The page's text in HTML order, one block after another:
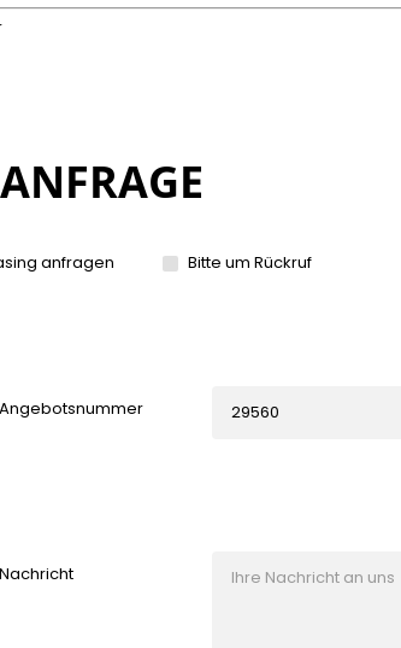
anfragen Bitte um Rückruf
Angebotsnummer
Nachricht